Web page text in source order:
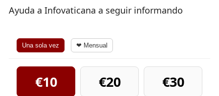
Ayuda a Infovaticana a seguir informando
Una sola vez ❤ Mensual
€10 €20
€30